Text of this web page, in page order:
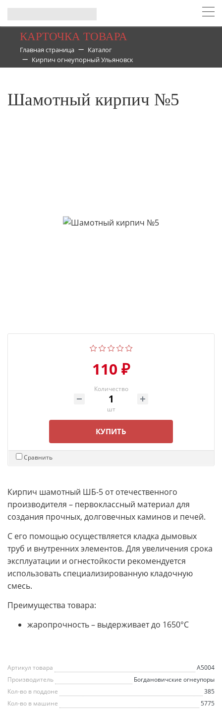
КАРТОЧКА ТОВАРА
Главная страница
Каталог
Кирпич огнеупорный Ульяновск
Шамотный кирпич №5
110 ₽
Количество
шт
КУПИТЬ
Сравнить
Кирпич шамотный ШБ-5 от отечественного
производителя – первоклассный материал для
создания прочных, долговечных каминов и печей.
С его помощью осуществляется кладка дымовых
труб и внутренних элементов. Для увеличения срока
эксплуатации и огнестойкости рекомендуется
использовать специализированную кладочную
смесь.
Преимущества товара:
жаропрочность – выдерживает до 1650°C
Артикул товара
A5004
Производитель
Богдановичские огнеупоры
Кол-во в поддоне
385
Кол-во в машине
5775